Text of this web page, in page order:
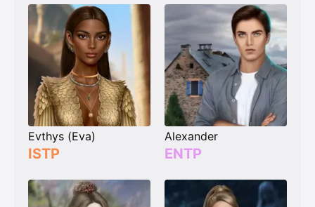
Evthys (Eva)
ISTP
Alexander
ENTP